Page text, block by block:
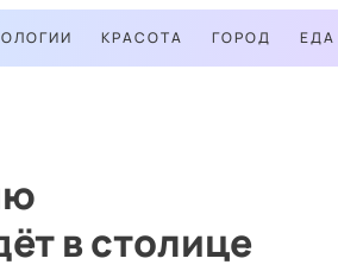
КРАСОТА ГОРОД ЕДА
в столице